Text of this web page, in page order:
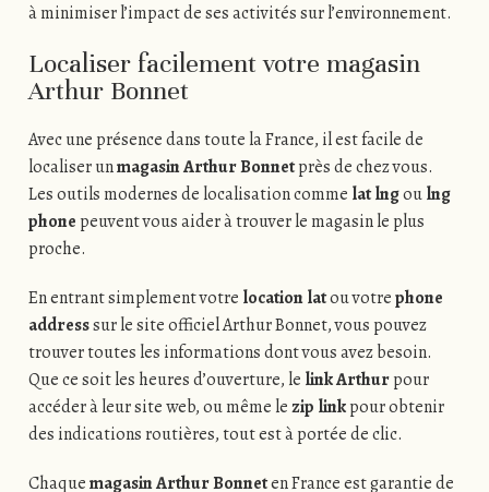
à minimiser l’impact de ses activités sur l’environnement.
Localiser facilement votre magasin
Arthur Bonnet
Avec une présence dans toute la France, il est facile de
localiser unmagasin Arthur Bonnetprès de chez vous.
Les outils modernes de localisation comme lat lngoulng
phone peuvent vous aider à trouver le magasin le plus
proche.
En entrant simplement votre location latou votrephone
addresssur le site officiel Arthur Bonnet, vous pouvez
trouver toutes les informations dont vous avez besoin.
Que ce soit les heures d’ouverture, le link Arthurpour
accéder à leur site web, ou même lezip linkpour obtenir
des indications routières, tout est à portée de clic.
Chaquemagasin Arthur Bonneten France est garantie de